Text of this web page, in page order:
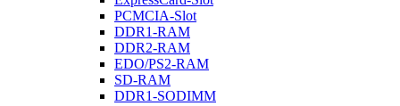
PCMCIA-Slot
DDR1-RAM
DDR2-RAM
EDO/PS2-RAM
SD-RAM
DDR1-SODIMM